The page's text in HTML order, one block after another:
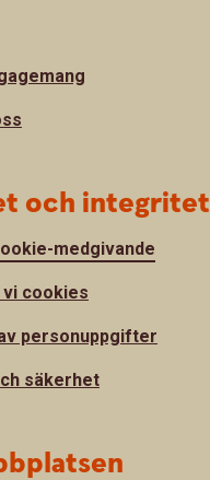
och integritet
medgivande
cookies
personuppgifter
säkerhet